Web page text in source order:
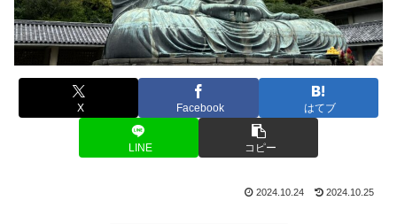
X Facebook はてブ
LINE コピー
2024.10.24 2024.10.25